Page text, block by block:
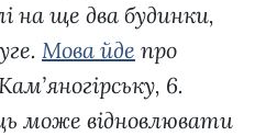
на ще два будинки,
Мова йде про
6.
може відновлювати